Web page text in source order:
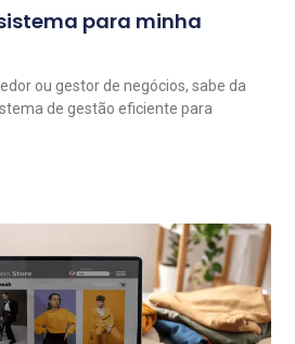
para minha
ou gestor de negócios, sabe da
de gestão eficiente para